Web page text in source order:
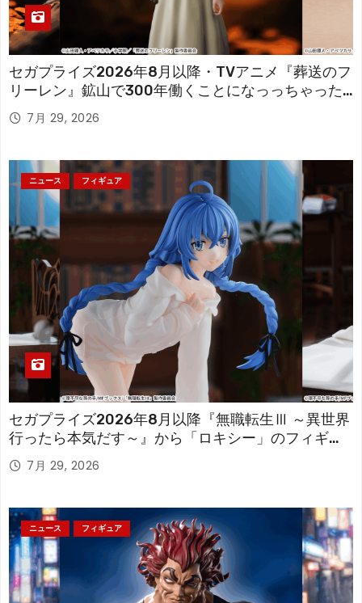
セガプライズ2026年8月以降・TVアニメ『葬送のフ
リーレン』鉱山で300年働くことになっっちゃった
「フリーレン」を立体化！
7月 29, 2026
ニュース フィギュア
セガプライズ2026年8月以降『無職転生Ⅲ ～異世界
行ったら本気だす～』から「ロキシー」のフィギュ
アが登場！
7月 29, 2026
ニュース フィギュア